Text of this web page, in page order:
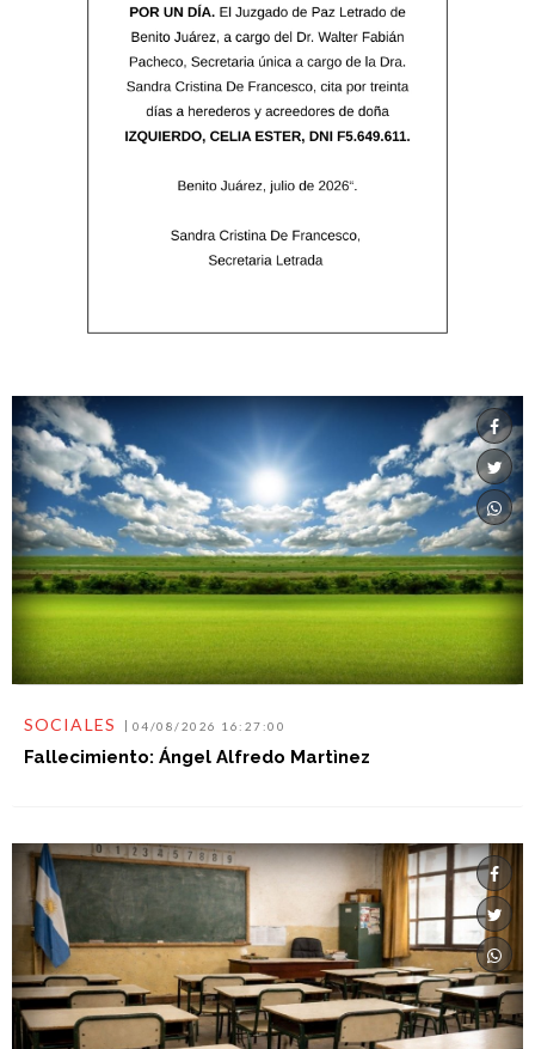
SOCIALES 04/08/2026 16:27:00
Fallecimiento: Ángel Alfredo Martìnez